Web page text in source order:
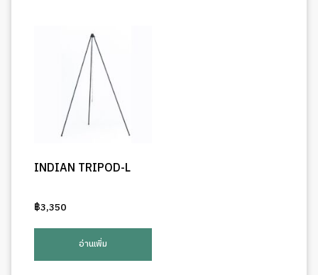
INDIAN TRIPOD-L
฿3,350
อ่านเพิ่ม